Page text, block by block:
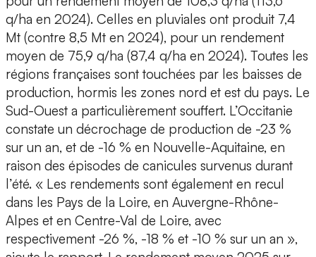
q/ha en 2024). Celles en pluviales ont produit 7,4
Mt (contre 8,5 Mt en 2024), pour un rendement
moyen de 75,9 q/ha (87,4 q/ha en 2024). Toutes les
régions françaises sont touchées par les baisses de
production, hormis les zones nord et est du pays. Le
Sud-Ouest a particulièrement souffert. L’Occitanie
constate un décrochage de production de -23 %
sur un an, et de -16 % en Nouvelle-Aquitaine, en
raison des épisodes de canicules survenus durant
l’été. « Les rendements sont également en recul
dans les Pays de la Loire, en Auvergne-Rhône-
Alpes et en Centre-Val de Loire, avec
respectivement -26 %, -18 % et -10 % sur un an »,